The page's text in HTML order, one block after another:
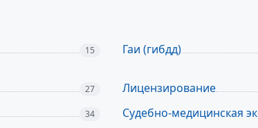
15 Гаи (гибдд)
27 Лицензирование
34 Судебно-медицинская